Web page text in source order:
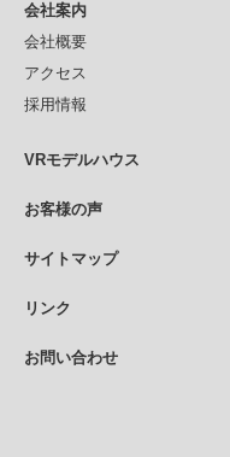
会社案内
会社概要
アクセス
採用情報
VRモデルハウス
お客様の声
サイトマップ
リンク
お問い合わせ